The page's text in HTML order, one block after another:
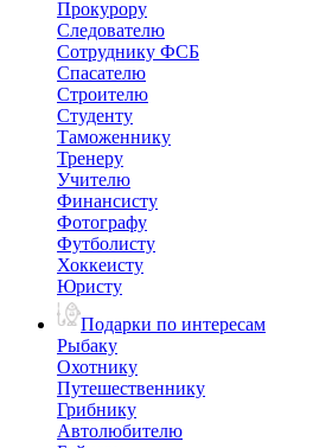
Прокурору
Следователю
Сотруднику ФСБ
Спасателю
Строителю
Студенту
Таможеннику
Тренеру
Учителю
Финансисту
Фотографу
Футболисту
Хоккеисту
Юристу
Подарки по интересам
Рыбаку
Охотнику
Путешественнику
Грибнику
Автолюбителю